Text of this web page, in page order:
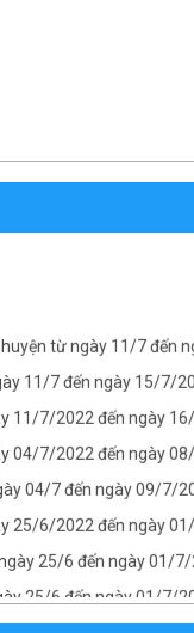
11/7/2022 đến ngày
04/7/2022 đến ngày
04/7 đến ngày 09/7/
25/6/2022 đến ngày
25/6 đến ngày 01/
25/6 đến ngày 01/7/
huyện Phan Văn Linh
Vũ Thành Công tại